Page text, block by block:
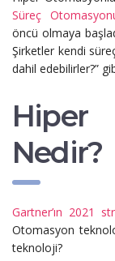
Süreç
öncü olmaya
Şirketler kendi
dahil edebilirler?”
Nedir?
Gartner’ın 2021
Otomasyon
teknoloji?